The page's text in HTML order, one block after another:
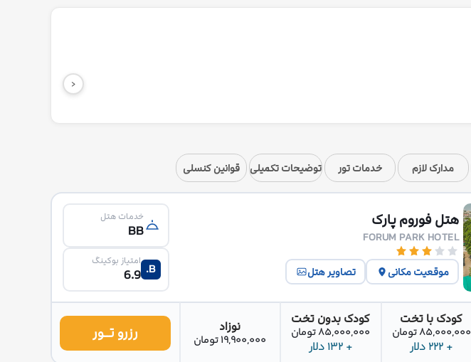
‹
مدارک لازم خدمات تور توضیحات تکمیلی قوانین کنسلی
هتل فوروم پارک
FORUM PARK HOTEL
موقعیت مکانی تصاویر هتل
خدمات هتل
BB
B. امتیاز بوکینگ
6.9
کودک با تخت
85,000,000 تومان
+ 222 دلار
کودک بدون تخت
85,000,000 تومان
+ 132 دلار
نوزاد
19,900,000 تومان رزرو تــور